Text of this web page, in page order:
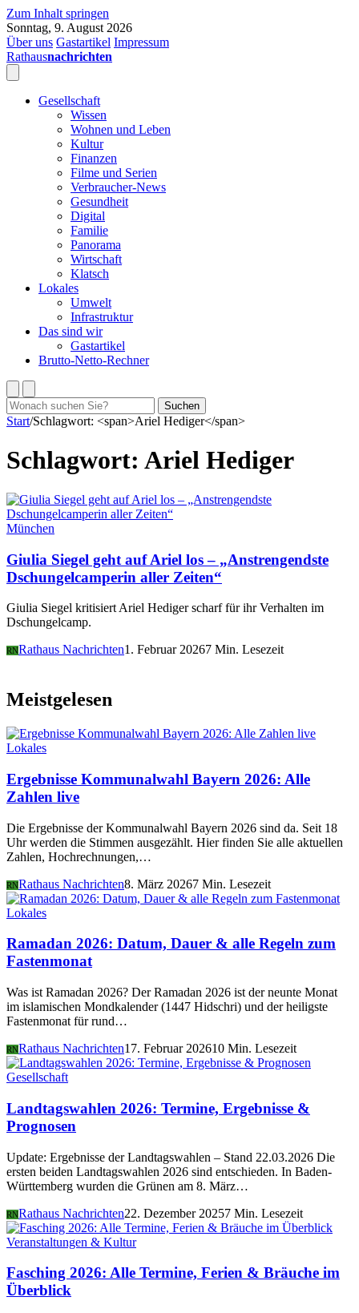
Zum Inhalt springen
Sonntag, 9. August 2026
Über uns Gastartikel Impressum
Rathausnachrichten
Gesellschaft
Wissen
Wohnen und Leben
Kultur
Finanzen
Filme und Serien
Verbraucher-News
Gesundheit
Digital
Familie
Panorama
Wirtschaft
Klatsch
Lokales
Umwelt
Infrastruktur
Das sind wir
Gastartikel
Brutto-Netto-Rechner
Suchen
nach:
Suchen
Start/Schlagwort: <span>Ariel Hediger</span>
Schlagwort: Ariel Hediger
München
Giulia Siegel geht auf Ariel los – „Anstrengendste
Dschungelcamperin aller Zeiten“
Giulia Siegel kritisiert Ariel Hediger scharf für ihr Verhalten im
Dschungelcamp.
RNRathaus Nachrichten1. Februar 20267 Min. Lesezeit
Meistgelesen
Lokales
Ergebnisse Kommunalwahl Bayern 2026: Alle
Zahlen live
Die Ergebnisse der Kommunalwahl Bayern 2026 sind da. Seit 18
Uhr werden die Stimmen ausgezählt. Hier finden Sie alle aktuellen
Zahlen, Hochrechnungen,…
RNRathaus Nachrichten8. März 20267 Min. Lesezeit
Lokales
Ramadan 2026: Datum, Dauer & alle Regeln zum
Fastenmonat
Was ist Ramadan 2026? Der Ramadan 2026 ist der neunte Monat
im islamischen Mondkalender (1447 Hidschri) und der heiligste
Fastenmonat für rund…
RNRathaus Nachrichten17. Februar 202610 Min. Lesezeit
Gesellschaft
Landtagswahlen 2026: Termine, Ergebnisse &
Prognosen
Update: Ergebnisse der Landtagswahlen – Stand 22.03.2026 Die
ersten beiden Landtagswahlen 2026 sind entschieden. In Baden-
Württemberg wurden die Grünen am 8. März…
RNRathaus Nachrichten22. Dezember 20257 Min. Lesezeit
Veranstaltungen & Kultur
Fasching 2026: Alle Termine, Ferien & Bräuche im
Überblick